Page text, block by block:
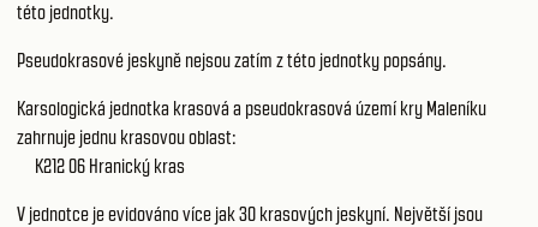
této jednotky.
Pseudokrasové jeskyně nejsou zatím z této jednotky popsány.
Karsologická jednotka krasová a pseudokrasová území kry Maleníku
zahrnuje jednu krasovou oblast:
K212 06 Hranický kras
V jednotce je evidováno více jak 30 krasových jeskyní. Největší jsou